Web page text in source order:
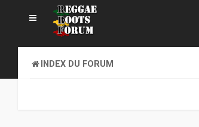
INDEX DU FORUM